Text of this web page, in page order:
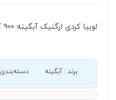
لوبیا کردی ارگنیک آبگینه 900 گرم
برند: آبگینه دسته‌بندی